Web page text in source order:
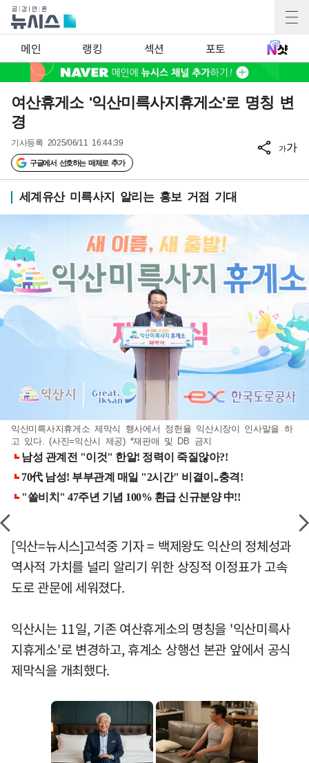
메인 랭킹 섹션 포토
여산휴게소 '익산미륵사지휴게소'로 명칭 변
경
기사등록 2025/06/11 16:44:39
구글에서 선호하는 매체로 추가
가가
세계유산 미륵사지 알리는 홍보 거점 기대
익산미륵사지휴게소 제막식 행사에서 정헌율 익산시장이 인사말을 하
고 있다. (사진=익산시 제공) *재판매 및 DB 금지
[익산=뉴시스]고석중 기자 = 백제왕도 익산의 정체성과
역사적 가치를 널리 알리기 위한 상징적 이정표가 고속
도로 관문에 세워졌다.
익산시는 11일, 기존 여산휴게소의 명칭을 '익산미륵사
지휴게소'로 변경하고, 휴계소 상행선 본관 앞에서 공식
제막식을 개최했다.